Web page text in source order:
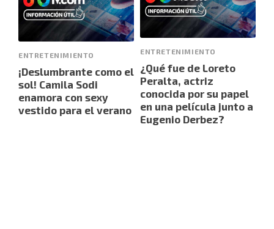
ENTRETENIMIENTO
¡Deslumbrante como el
sol! Camila Sodi
enamora con sexy
vestido para el verano
ENTRETENIMIENTO
¿Qué fue de Loreto
Peralta, actriz
conocida por su papel
en una película junto a
Eugenio Derbez?